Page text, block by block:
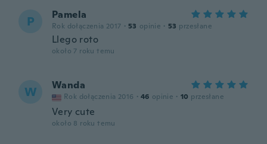
P Pamela
Rok dołączenia 2017 · 53 opinie · 53 przesłane
Llego roto
około 7 roku temu
W Wanda
Rok dołączenia 2016 · 46 opinie · 10 przesłane
Very cute
około 8 roku temu